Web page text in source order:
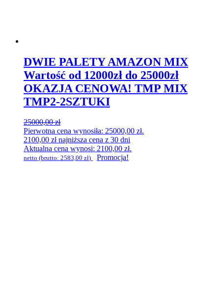
DWIE PALETY AMAZON MIX
Wartość od 12000zł do 25000zł
OKAZJA CENOWA! TMP MIX
TMP2-2SZTUKI
25000,00zł
Pierwotna cena wynosiła: 25000,00 zł.
2100,00 złnajniższa cena z 30 dni
Aktualna cena wynosi: 2100,00 zł.
netto (brutto: 2583,00 zł) Promocja!